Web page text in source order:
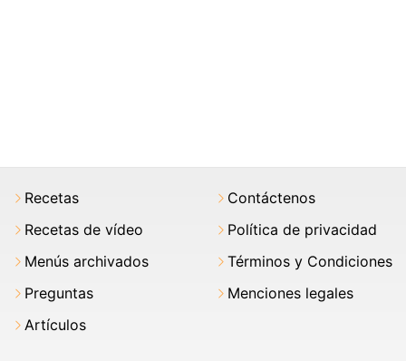
Recetas
Recetas de vídeo
Menús archivados
Preguntas
Artículos
Contáctenos
Política de privacidad
Términos y Condiciones
Menciones legales